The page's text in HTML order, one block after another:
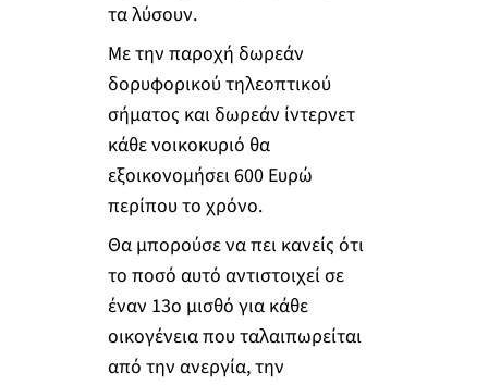
τα λύσουν.
Με την παροχή δωρεάν
δορυφορικού τηλεοπτικού
σήματος και δωρεάν ίντερνετ
κάθε νοικοκυριό θα
εξοικονομήσει 600 Ευρώ
περίπου το χρόνο.
Θα μπορούσε να πει κανείς ότι
το ποσό αυτό αντιστοιχεί σε
έναν 13ο μισθό για κάθε
οικογένεια που ταλαιπωρείται
από την ανεργία, την